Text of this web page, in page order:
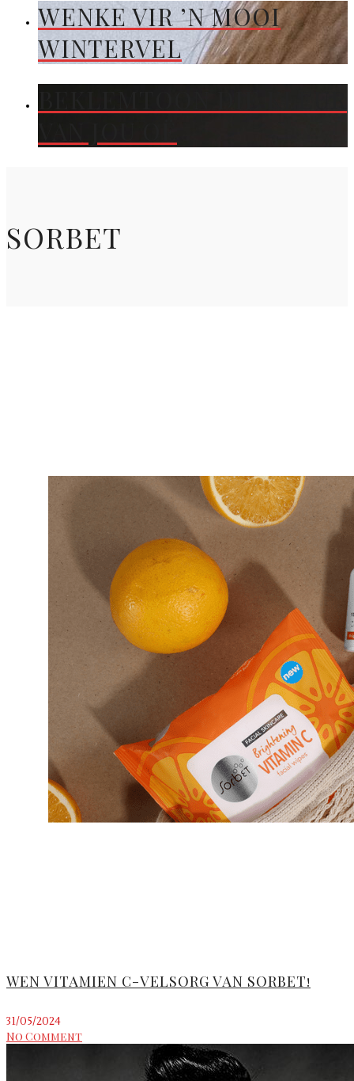
WENKE VIR ’N MOOI
WINTERVEL
SORBET
WEN VITAMIEN C-VELSORG VAN SORBET!
31/05/2024
No Comment